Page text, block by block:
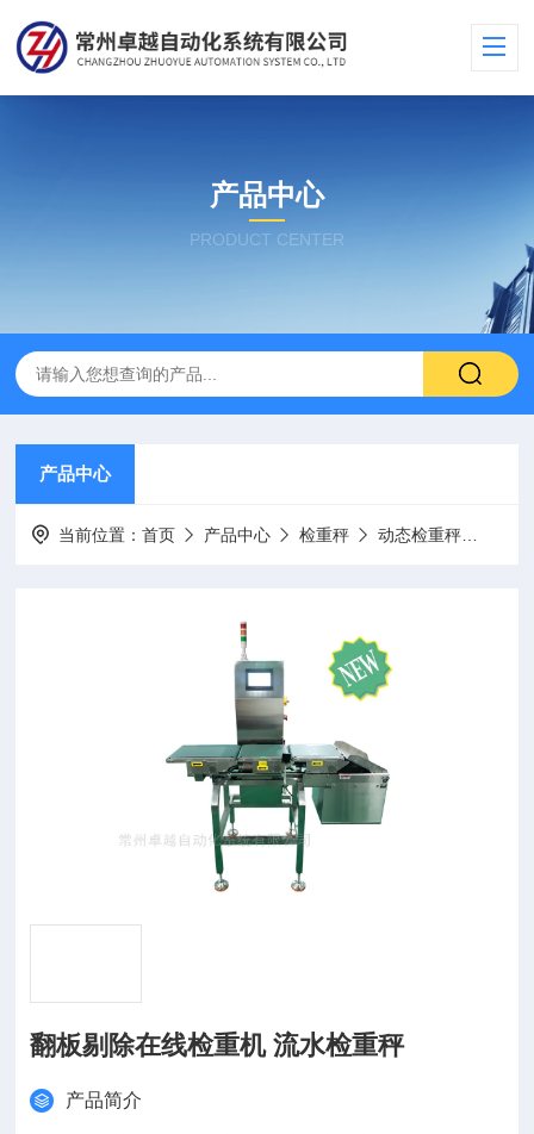
产品中心
PRODUCT CENTER
产品中心
当前位置：首页 产品中心 检重秤 动态检重秤
翻板剔除在线检重机 流水检重秤
产品简介